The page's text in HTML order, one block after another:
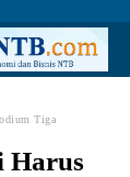
Tiga
Harus